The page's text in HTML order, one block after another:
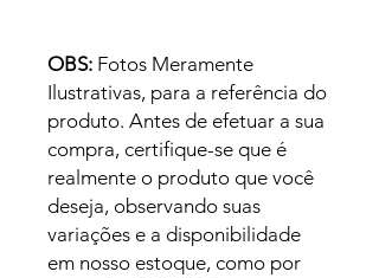
OBS: Fotos Meramente
Ilustrativas, para a referência do
produto. Antes de efetuar a sua
compra, certifique-se que é
realmente o produto que você
deseja, observando suas
variações e a disponibilidade
em nosso estoque, como por